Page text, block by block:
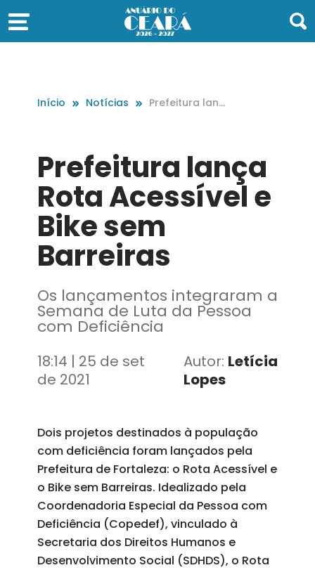
Início Notícias
Prefeitura lanç
Prefeitura lança
Rota Acessível e
Bike sem
Barreiras
Os lançamentos integraram a
Semana de Luta da Pessoa
com Deficiência
18:14 | 25 de set
de 2021
Autor: Letícia
Lopes
Dois projetos destinados à população
com deficiência foram lançados pela
Prefeitura de Fortaleza: o Rota Acessível e
o Bike sem Barreiras. Idealizado pela
Coordenadoria Especial da Pessoa com
Deficiência (Copedef), vinculado à
Secretaria dos Direitos Humanos e
Desenvolvimento Social (SDHDS), o Rota